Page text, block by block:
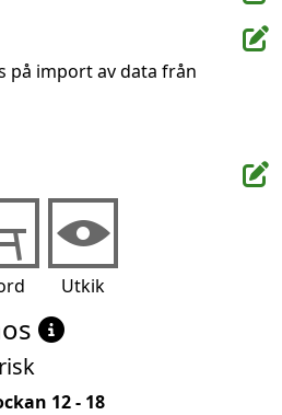
på import av data från
Utkik
12 - 18